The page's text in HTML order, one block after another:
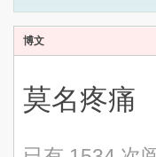
博文
莫名疼痛